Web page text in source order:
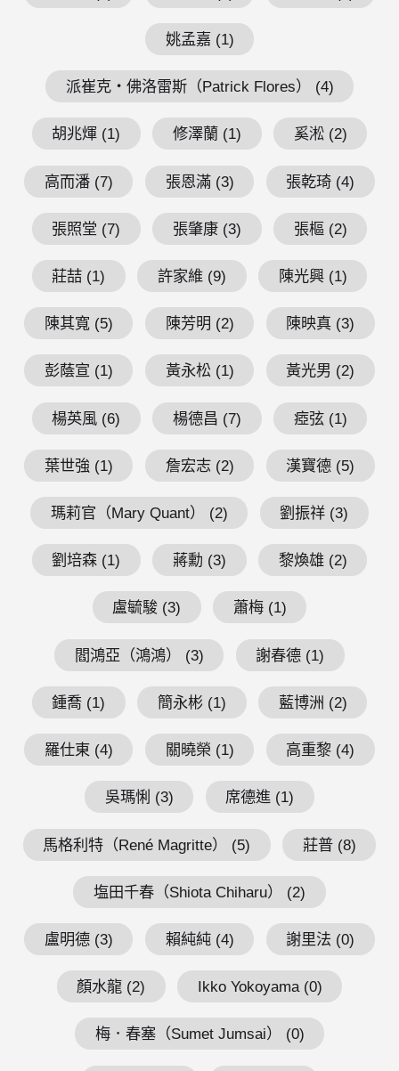
姚孟嘉 (1)
派崔克・佛洛雷斯（Patrick Flores） (4)
胡兆煇 (1) 修澤蘭 (1) 奚淞 (2)
高而潘 (7) 張恩滿 (3) 張乾琦 (4)
張照堂 (7) 張肇康 (3) 張樞 (2)
莊喆 (1) 許家維 (9) 陳光興 (1)
陳其寬 (5) 陳芳明 (2) 陳映真 (3)
彭蔭宣 (1) 黃永松 (1) 黃光男 (2)
楊英風 (6) 楊德昌 (7) 瘂弦 (1)
葉世強 (1) 詹宏志 (2) 漢寶德 (5)
瑪莉官（Mary Quant） (2) 劉振祥 (3)
劉培森 (1) 蔣勳 (3) 黎煥雄 (2)
盧毓駿 (3) 蕭梅 (1)
閻鴻亞（鴻鴻） (3) 謝春德 (1)
鍾喬 (1) 簡永彬 (1) 藍博洲 (2)
羅仕東 (4) 關曉榮 (1) 高重黎 (4)
吳瑪悧 (3) 席德進 (1)
馬格利特（René Magritte） (5) 莊普 (8)
塩田千春（Shiota Chiharu） (2)
盧明德 (3) 賴純純 (4) 謝里法 (0)
顏水龍 (2) Ikko Yokoyama (0)
梅．春塞（Sumet Jumsai） (0)